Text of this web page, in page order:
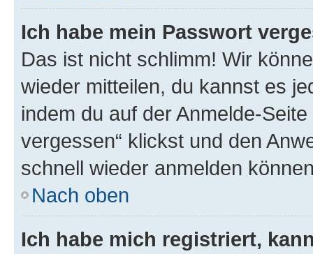
Ich habe mein Passwort
Das ist nicht schlimm! Wir
wieder mitteilen, du kannst es
indem du auf der Anmelde-
vergessen“ klickst und den
schnell wieder anmelden
Nach oben
Ich habe mich registriert,